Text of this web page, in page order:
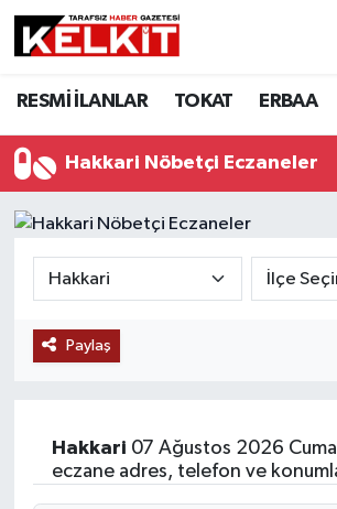
RESMİ İLANLAR TOKAT ERBAA
Hakkari Nöbetçi Eczaneler
Paylaş
Hakkari 07 Ağustos 2026
eczane adres, telefon ve